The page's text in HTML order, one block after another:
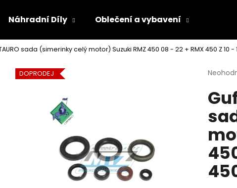
Náhradní Díly Oblečení a vybavení Oleje
sada (simerinky celý motor) Suzuki RMZ 450 08 - 22 + RMX 450 Z 10 -
je
z
5
DOPRODEJ
Co potřebujete najít?
Doporučujeme